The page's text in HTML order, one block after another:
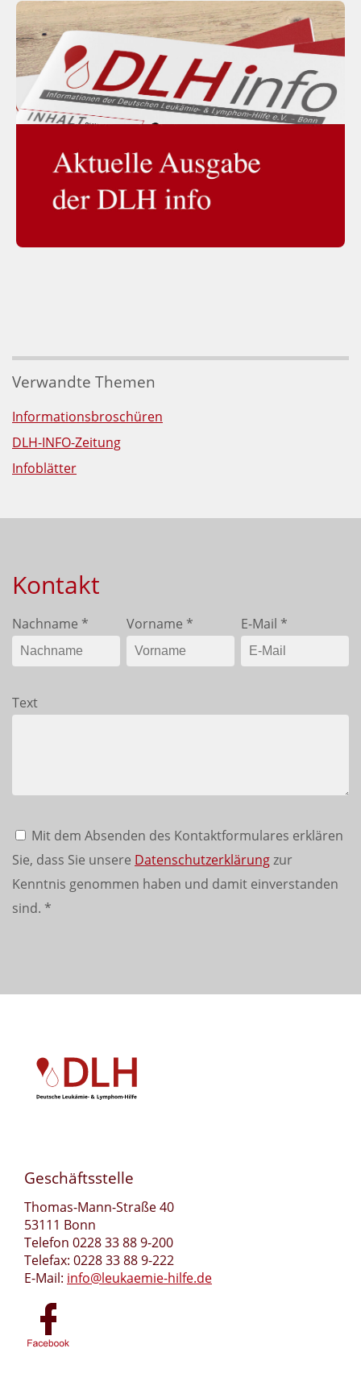
Verwandte Themen
Informationsbroschüren
DLH-INFO-Zeitung
Infoblätter
Kontakt
Nachname * Vorname * E-Mail *
Text
Mit dem Absenden des Kontaktformulares erklären
Sie, dass Sie unsere Datenschutzerklärungzur
Kenntnis genommen haben und damit einverstanden
sind. *
Geschäftsstelle
Thomas-Mann-Straße 40
53111 Bonn
Telefon 0228 33 88 9-200
Telefax: 0228 33 88 9-222
E-Mail: info@leukaemie-hilfe.de